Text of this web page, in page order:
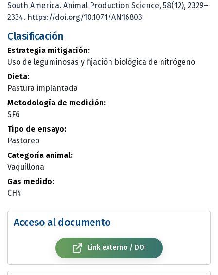
South America. Animal Production Science, 58(12), 2329–
2334. https://doi.org/10.1071/AN16803
Clasificación
Estrategia mitigación:
Uso de leguminosas y fijación biológica de nitrógeno
Dieta:
Pastura implantada
Metodología de medición:
SF6
Tipo de ensayo:
Pastoreo
Categoría animal:
Vaquillona
Gas medido:
CH4
Acceso al documento
Link externo / DOI